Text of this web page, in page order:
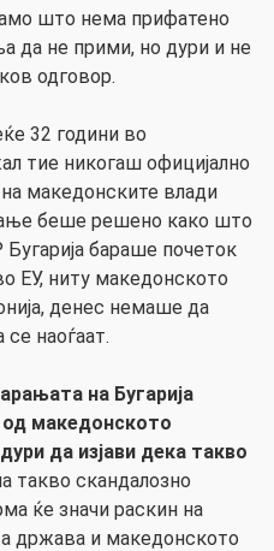
што нема прифатено
да не прими, но дури и не
одговор.
32 години во
тие никогаш официјално
македонските влади
беше решено како што
бараше почеток
ЕУ, ниту македонското
денес немаше да
наоѓаат.
на Бугарија
македонското
да изјави дека такво
такво скандалозно
ќе значи раскин на
држава и македонското